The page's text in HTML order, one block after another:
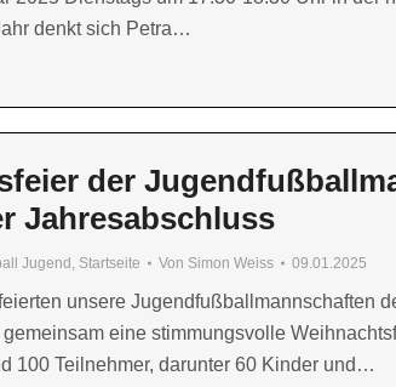
denkt sich Petra…
der
Jahresabschluss
Jugend , Startseite Von Simon Weiss 09.01.2025
unsere Jugendfußballmannschaften
eine stimmungsvolle
100 Teilnehmer, darunter 60 Kinder und…